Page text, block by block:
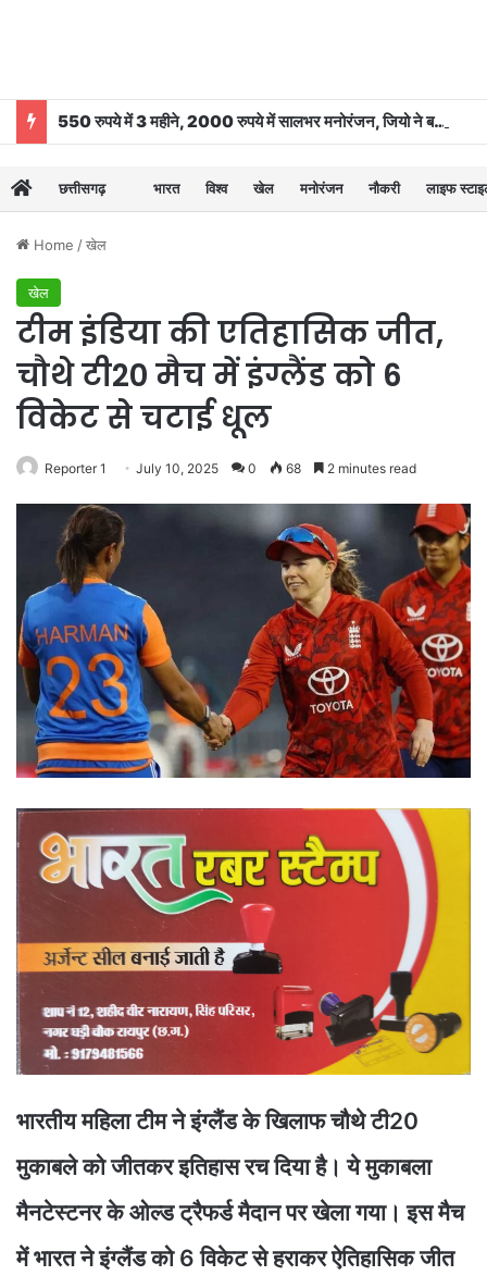
550 रुपये में 3 महीने, 2000 रुपये में सालभर मनोरंजन, जियो ने बढ़ाया OTT-Pass का दायरा
छत्तीसगढ़ भारत विश्व खेल मनोरंजन नौकरी लाइफ
Home /खेल
खेल
टीम इंडिया की एतिहासिक जीत,
चौथे टी20 मैच में इंग्लैंड को 6
विकेट से चटाई धूल
Reporter 1 July 10, 2025 0 68 2 minutes read
भारतीय महिला टीम ने इंग्लैंड के खिलाफ चौथे टी20
मुकाबले को जीतकर इतिहास रच दिया है। ये मुकाबला
मैनटेस्टनर के ओल्ड ट्रैफर्ड मैदान पर खेला गया। इस मैच
में भारत ने इंग्लैंड को 6 विकेट से हराकर ऐतिहासिक जीत